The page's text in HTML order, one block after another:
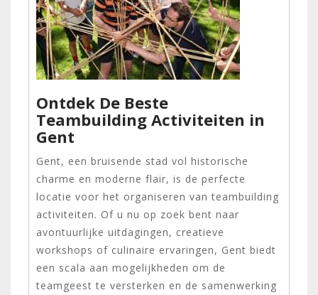
Ontdek De Beste
Teambuilding Activiteiten in
Gent
Gent, een bruisende stad vol historische
charme en moderne flair, is de perfecte
locatie voor het organiseren van teambuilding
activiteiten. Of u nu op zoek bent naar
avontuurlijke uitdagingen, creatieve
workshops of culinaire ervaringen, Gent biedt
een scala aan mogelijkheden om de
teamgeest te versterken en de samenwerking